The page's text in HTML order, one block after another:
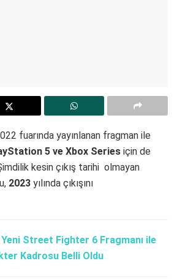
fuarında yayınlanan fragman ile
5 ve Xbox Series için de
kesin çıkış tarihi olmayan
2023 yılında çıkışını
Yeni Street Fighter 6 Fragmanı ile
Kadrosu Belli Oldu